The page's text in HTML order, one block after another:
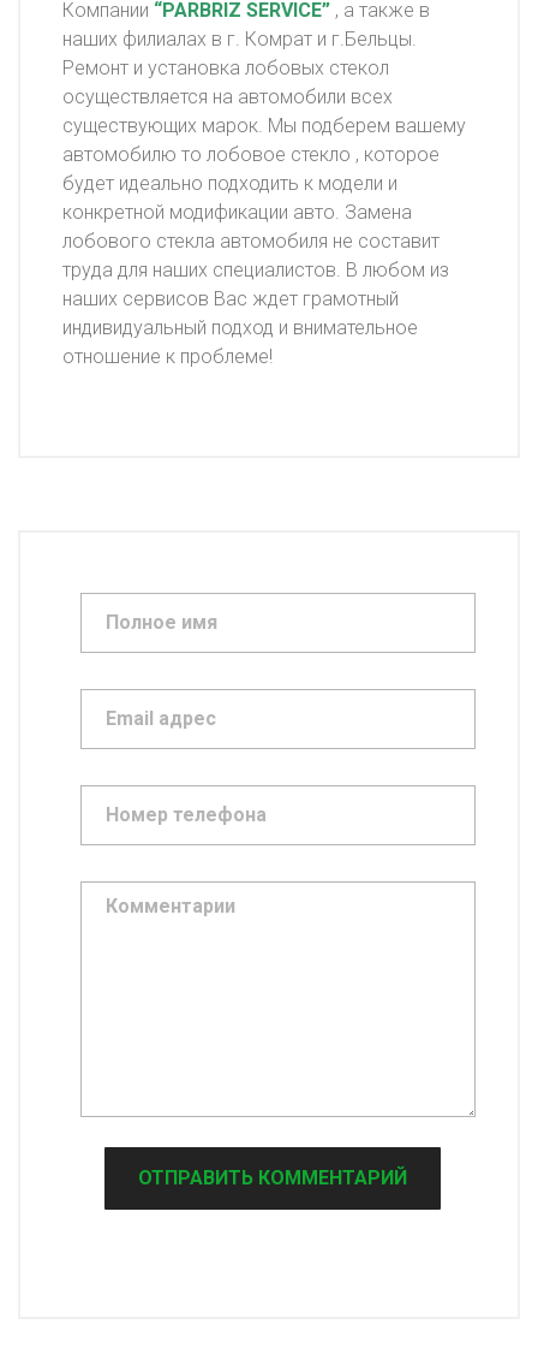
Компании “PARBRIZ SERVICE” , а также в
наших филиалах в г. Комрат и г.Бельцы.
Ремонт и установка лобовых стекол
осуществляется на автомобили всех
существующих марок. Мы подберем вашему
автомобилю то лобовое стекло , которое
будет идеально подходить к модели и
конкретной модификации авто. Замена
лобового стекла автомобиля не составит
труда для наших специалистов. В любом из
наших сервисов Вас ждет грамотный
индивидуальный подход и внимательное
отношение к проблеме!